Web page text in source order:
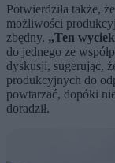
Potwierdziła także,
możliwości
zbędny. „Ten
do jednego ze
dyskusji, sugerując,
produkcyjnych do
powtarzać, dopóki
doradził.